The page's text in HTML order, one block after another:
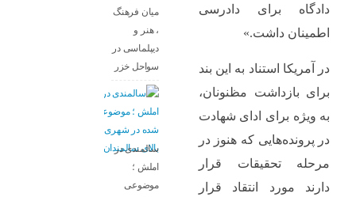
دادگاه برای دادرسی
اطمینان داشت.»
در آمریکا استناد به این بند
برای بازداشت مظنونان،
به ویژه برای ادای شهادت
در پرونده‌هایی که هنوز در
مرحله تحقیقات قرار
دارند مورد انتقاد قرار
میان فرهنگ
، هنر و
دیپلماسی در
سواحل خزر
سالمندی در
املش ؛
موضوعی